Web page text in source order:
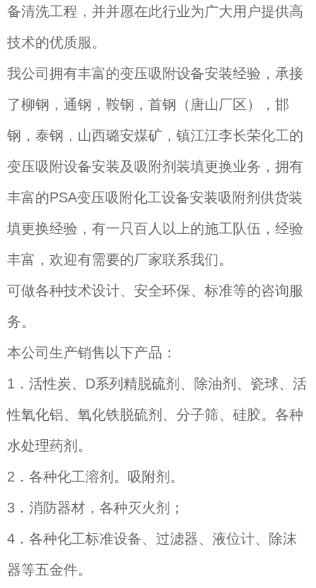
备清洗工程，并并愿在此行业为广大用户提供高
技术的优质服。
我公司拥有丰富的变压吸附设备安装经验，承接
了柳钢，通钢，鞍钢，首钢（唐山厂区），邯
钢，泰钢，山西璐安煤矿，镇江江李长荣化工的
变压吸附设备安装及吸附剂装填更换业务，拥有
丰富的PSA变压吸附化工设备安装吸附剂供货装
填更换经验，有一只百人以上的施工队伍，经验
丰富，欢迎有需要的厂家联系我们。
可做各种技术设计、安全环保、标准等的咨询服
务。
本公司生产销售以下产品：
1 ．活性炭、D系列精脱硫剂、除油剂、瓷球、活
性氧化铝、氧化铁脱硫剂、分子筛、硅胶。各种
水处理药剂。
2 ．各种化工溶剂。吸附剂。
3 ．消防器材，各种灭火剂；
4 ．各种化工标准设备、过滤器、液位计、除沫
器等五金件。